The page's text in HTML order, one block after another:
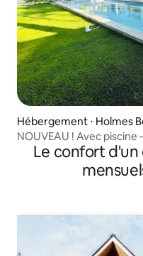
Hébergement ⋅ Holmes
NOUVEAU ! Avec piscine
Le confort d'un